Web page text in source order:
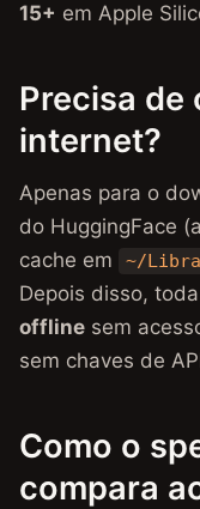
15+ em Apple
Precisa de
internet?
Apenas para o
do HuggingFace
cache em
~/
Depois disso,
offline sem
sem chaves de
Como o
compara